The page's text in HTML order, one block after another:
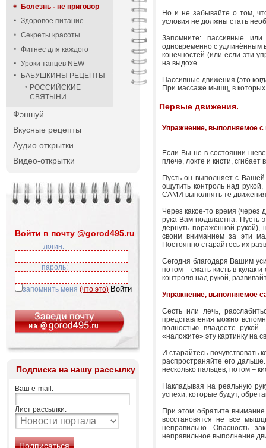
Болезнь - не приговор
Здоровое питание
Секреты красоты
Фитнес для каждого
Уроки танцев NEW
БАБУШКИНЫ РЕЦЕПТЫ
РОССИЙСКИЕ
СВЯТЫНИ
Фэншуй
Вкусные рецепты
Аудио открытки
Видео-открытки
Войти в почту @gorod495.ru
логин:
пароль:
запомнить меня (что это)
Подписка на нашу рассылку
Ваш e-mail:
Лист рассылки:
Но и не забывайте о том,
условия не должны стать
Запомните: пассивные
одновременно с удлинённым
конечностей (или если эти
на выдохе.
Пассивные движения (это
При массаже мышц, в
Первые движения.
Упражнение, выполняемое
Если Вы не в состоянии
плече, локте и кисти,
Пусть он выполняет с
ощутить контроль над
САМИ выполнять те
Через какое-то время (через
рука Вам подвластна. Пусть
дёрнуть поражённой рукой),
своим вниманием за эти
Постоянно старайтесь их
Сегодня благодаря Вашим
потом – сжать кисть в кулак
контроля над рукой,
Упражнение, выполняемое
Сесть или лечь,
представления можно
полностью владеете
«наложите» эту картинку на
И старайтесь почувствовать
распространяйте его
несколько пальцев, потом –
Накладывая на реальную
успехи, которые будут,
При этом обратите
восстановятся не все
неправильно. Опасность
неправильное выполнение